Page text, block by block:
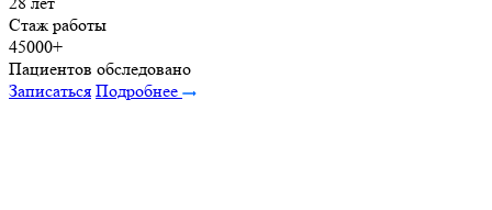
Стаж работы
45000+
Пациентов обследовано
Записаться Подробнее